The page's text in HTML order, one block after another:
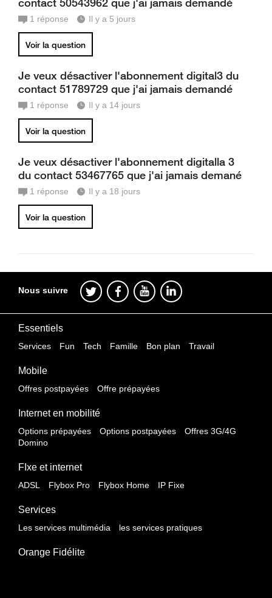
1 réponse Il y a 5 jours
Voir la question
Je veux désactiver l'abonnement digital3 du
contact 51789729 que j'ai jamais demandé
1 réponse Il y a 14 jours
Voir la question
Je veux désactiver l'abonnement digitalla 3
du contact 53467765 que j'ai jamais demané
1 réponse Il y a 18 jours
Voir la question
Nous suivre
Essentiels
Services Fun Tech Famille Bon plan Travail
Mobile
Offres postpayées Offre prépayées
Internet en mobilité
Options prépayées Options postpayées
Offres 3G/4G
Domino
FIxe et internet
ADSL Flybox Pro Flybox Home IP Fixe
Services
Les services multimédia les services pratiques
Orange Fidélite